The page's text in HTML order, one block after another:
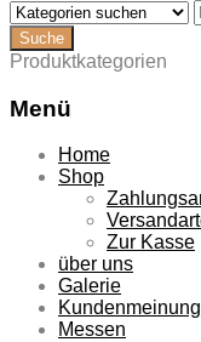
Produktkategorien
Menü
Zum
Inhalt
Home
Shop
Zur Kasse
über uns
Galerie
Messen